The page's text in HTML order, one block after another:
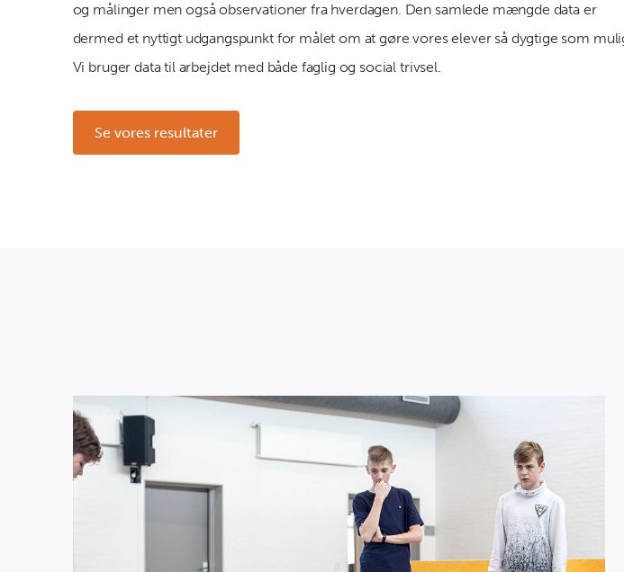
og målinger men også observationer fra hverdagen. Den samlede mængde data er
dermed et nyttigt udgangspunkt for målet om at gøre vores elever så dygtige som
Vi bruger data til arbejdet med både faglig og social trivsel.
Se vores resultater